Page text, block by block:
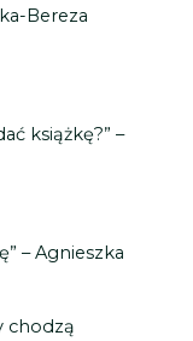
Bereza
książkę?” –
– Agnieszka
chodzą